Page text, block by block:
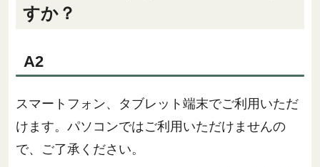
すか？
A2
スマートフォン、タブレット端末でご利用いただ
けます。パソコンではご利用いただけませんの
で、ご了承ください。